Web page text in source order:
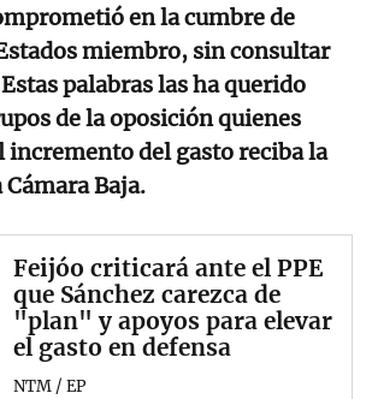
en la cumbre de
miembro, sin consultar
palabras las ha querido
de la oposición quienes
incremento del gasto reciba la
Baja.
Feijóo criticará ante el PPE
que Sánchez carezca de
"plan" y apoyos para elevar
el gasto en defensa
NTM / EP